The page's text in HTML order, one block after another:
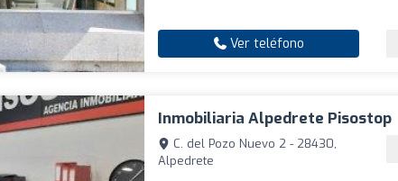
Ver teléfono
Inmobiliaria Alpedrete Pisostop
C. del Pozo Nuevo 2 - 28430,
Alpedrete